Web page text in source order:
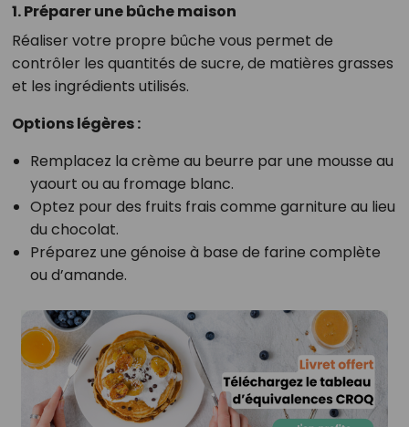
1. Préparer une bûche maison
Réaliser votre propre bûche vous permet de
contrôler les quantités de sucre, de matières grasses
et les ingrédients utilisés.
Options légères :
Remplacez la crème au beurre par une mousse au
yaourt ou au fromage blanc.
Optez pour des fruits frais comme garniture au lieu
du chocolat.
Préparez une génoise à base de farine complète
ou d’amande.